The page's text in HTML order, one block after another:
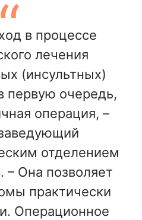
в процессе
лечения
(инсультных)
первую очередь,
операция, –
отделением
– Она позволяет
практически
Операционное